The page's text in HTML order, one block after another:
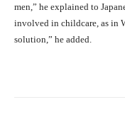
men,” he explained to
involved in childcare, as in
solution,” he added.